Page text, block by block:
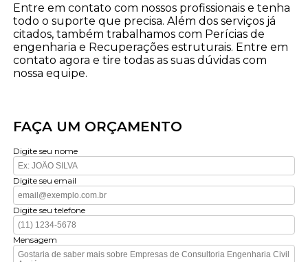
Entre em contato com nossos profissionais e tenha
todo o suporte que precisa. Além dos serviços já
citados, também trabalhamos com Perícias de
engenharia e Recuperações estruturais. Entre em
contato agora e tire todas as suas dúvidas com
nossa equipe.
FAÇA UM ORÇAMENTO
Digite seu nome
Digite seu email
Digite seu telefone
Mensagem